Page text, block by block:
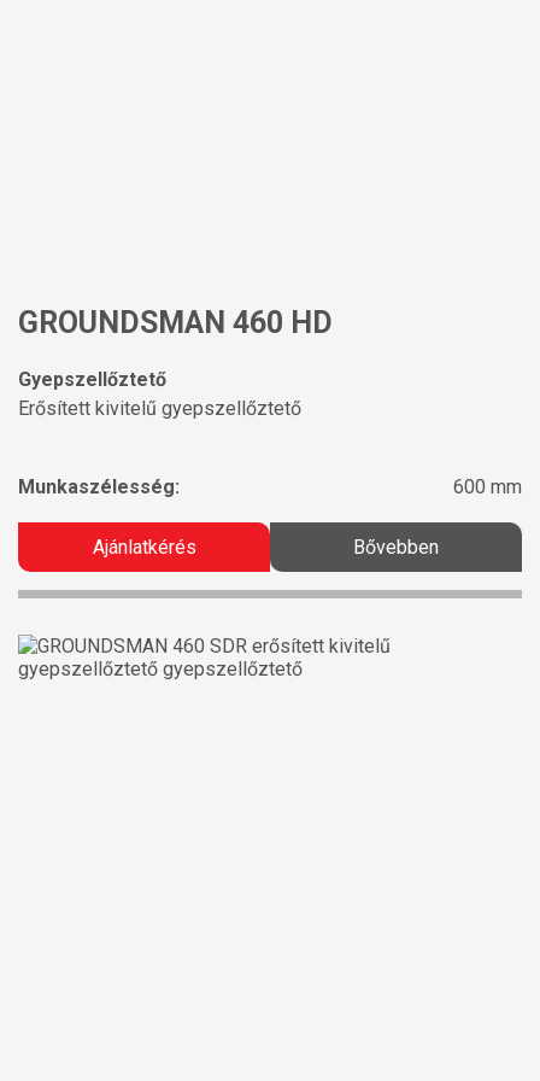
GROUNDSMAN 460 HD
Gyepszellőztető
Erősített kivitelű gyepszellőztető
Munkaszélesség: 600 mm
Ajánlatkérés Bővebben